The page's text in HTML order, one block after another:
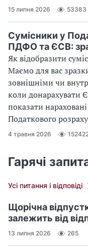
15 липня 2026 53383
Сумісники у
ПДФО та ЄСВ:
Як відобразити
Маємо для вас
зовнішніми чи
коли донарахувати
показати
Податкового
4 травня 2026
Гарячі
Усі питання і відповіді
Щорічна
залежить від
13 липня 2026 265